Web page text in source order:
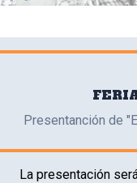
Presentanción de
La presentación